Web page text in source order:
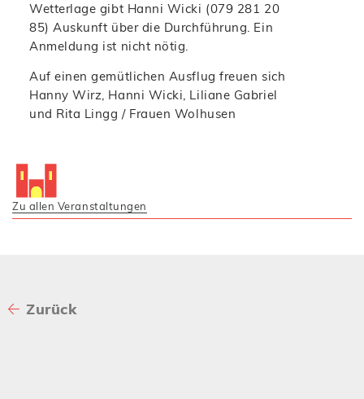
Wetterlage gibt Hanni Wicki (079 281 20
85) Auskunft über die Durchführung. Ein
Anmeldung ist nicht nötig.
Auf einen gemütlichen Ausflug freuen sich
Hanny Wirz, Hanni Wicki, Liliane Gabriel
und Rita Lingg / Frauen Wolhusen
Zu allen Veranstaltungen
Zurück